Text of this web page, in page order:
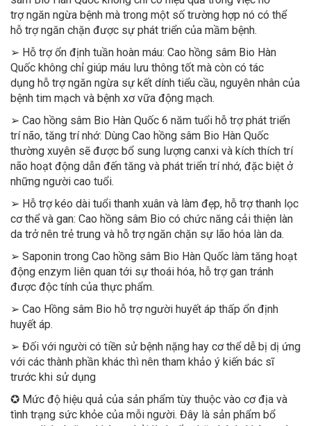
trợ ngăn ngừa bệnh mà trong một số trường hợp nó có thể
hỗ trợ ngăn chặn được sự phát triển của mầm bệnh.
➢ Hỗ trợ ổn định tuần hoàn máu: Cao hồng sâm Bio Hàn
Quốc không chỉ giúp máu lưu thông tốt mà còn có tác
dụng hỗ trợ ngăn ngừa sự kết dính tiểu cầu, nguyên nhân của
bệnh tim mạch và bệnh xơ vữa động mạch.
➢ Cao hồng sâm Bio Hàn Quốc 6 năm tuổi hỗ trợ phát triển
trí não, tăng trí nhớ: Dùng Cao hồng sâm Bio Hàn Quốc
thường xuyên sẽ được bổ sung lượng canxi và kích thích trí
não hoạt động dẫn đến tăng và phát triển trí nhớ, đặc biệt ở
những người cao tuổi.
➢ Hỗ trợ kéo dài tuổi thanh xuân và làm đẹp, hỗ trợ thanh lọc
cơ thể và gan: Cao hồng sâm Bio có chức năng cải thiện làn
da trở nên trẻ trung và hỗ trợ ngăn chặn sự lão hóa làn da.
➢ Saponin trong Cao hồng sâm Bio Hàn Quốc làm tăng hoạt
động enzym liên quan tới sự thoái hóa, hỗ trợ gan tránh
được độc tính của thực phẩm.
➢ Cao Hồng sâm Bio hỗ trợ người huyết áp thấp ổn định
huyết áp.
➢ Đối với người có tiền sử bệnh nặng hay cơ thể dễ bị dị ứng
với các thành phần khác thì nên tham khảo ý kiến bác sĩ
trước khi sử dụng
✪ Mức độ hiệu quả của sản phẩm tùy thuộc vào cơ địa và
tình trạng sức khỏe của mỗi người. Đây là sản phẩm bổ